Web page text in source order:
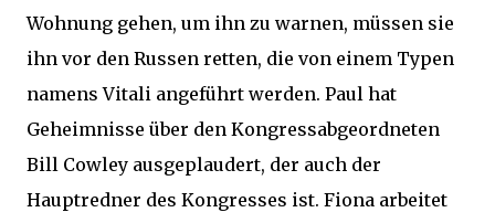
Wohnung gehen, um ihn zu warnen, müssen sie
ihn vor den Russen retten, die von einem Typen
namens Vitali angeführt werden. Paul hat
Geheimnisse über den Kongressabgeordneten
Bill Cowley ausgeplaudert, der auch der
Hauptredner des Kongresses ist. Fiona arbeitet